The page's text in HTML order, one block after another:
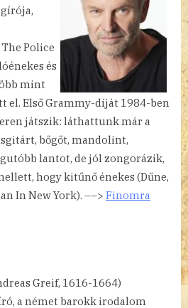
Police
és
mint
el. Első Grammy-díját 1984-ben
játszik: láthattunk már a
bőgőt, mandolint,
lantot, de jól zongorázik,
hogy kitűnő énekes (Dűne,
In New York). ––> Finomra
Greif, 1616-1664)
a német barokk irodalom